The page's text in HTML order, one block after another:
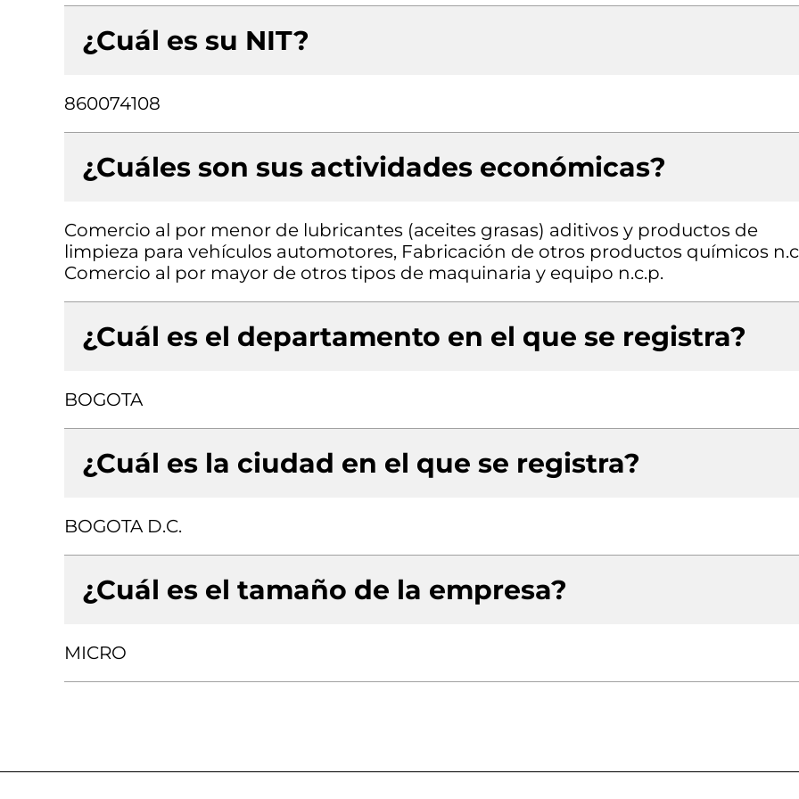
¿Cuál es su NIT?
860074108
¿Cuáles son sus actividades económicas?
Comercio al por menor de lubricantes (aceites grasas) aditivos y productos de
limpieza para vehículos automotores, Fabricación de otros productos químicos
Comercio al por mayor de otros tipos de maquinaria y equipo n.c.p.
¿Cuál es el departamento en el que se registra?
BOGOTA
¿Cuál es la ciudad en el que se registra?
BOGOTA D.C.
¿Cuál es el tamaño de la empresa?
MICRO